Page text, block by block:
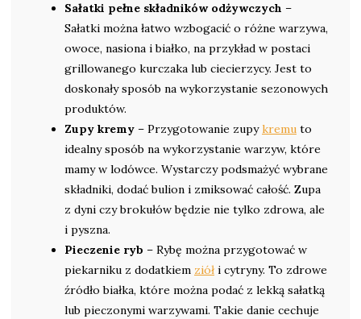
Sałatki pełne składników odżywczych –
Sałatki można łatwo wzbogacić o różne warzywa,
owoce, nasiona i białko, na przykład w postaci
grillowanego kurczaka lub ciecierzycy. Jest to
doskonały sposób na wykorzystanie sezonowych
produktów.
Zupy kremy – Przygotowanie zupykremu to
idealny sposób na wykorzystanie warzyw, które
mamy w lodówce. Wystarczy podsmażyć wybrane
składniki, dodać bulion i zmiksować całość. Zupa
z dyni czy brokułów będzie nie tylko zdrowa, ale
i pyszna.
Pieczenie ryb – Rybę można przygotować w
piekarniku z dodatkiem ziółi cytryny. To zdrowe
źródło białka, które można podać z lekką sałatką
lub pieczonymi warzywami. Takie danie cechuje